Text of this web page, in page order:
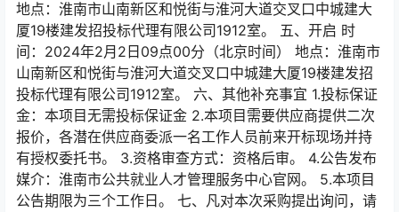
地点：淮南市山南新区和悦街与淮河大道交叉口中城建大
厦19楼建发招投标代理有限公司1912室。 五、开启 时
间：2024年2月2日09点00分（北京时间） 地点：淮南市
山南新区和悦街与淮河大道交叉口中城建大厦19楼建发招
投标代理有限公司1912室。 六、其他补充事宜 1.投标保证
金：本项目无需投标保证金 2.本项目需要供应商提供二次
报价，各潜在供应商委派一名工作人员前来开标现场并持
有授权委托书。 3.资格审查方式：资格后审。 4.公告发布
媒介：淮南市公共就业人才管理服务中心官网。 5.本项目
公告期限为三个工作日。 七、凡对本次采购提出询问，请